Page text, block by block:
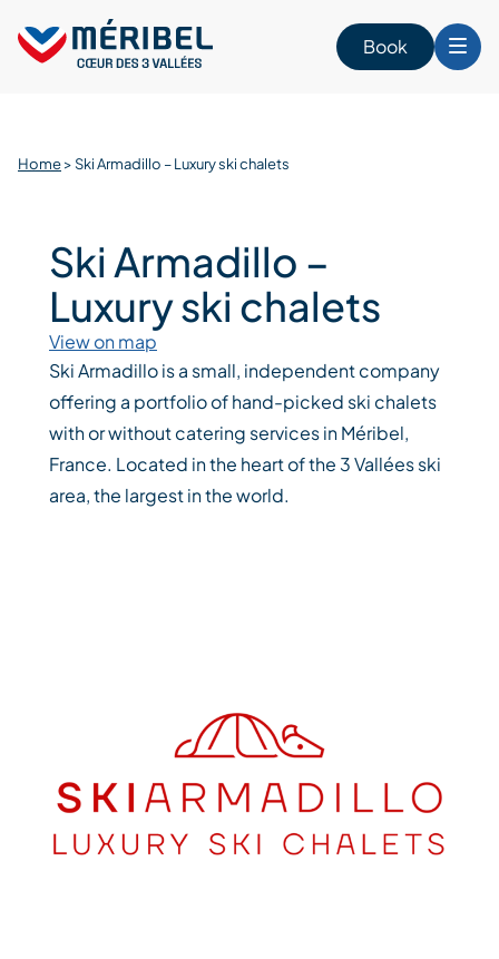
content
Book
Home>Ski Armadillo – Luxury ski chalets
Ski Armadillo –
Luxury ski chalets
View on map
Ski Armadillo is a small, independent company
offering a portfolio of hand-picked ski chalets
with or without catering services in Méribel,
France. Located in the heart of the 3 Vallées ski
area, the largest in the world.